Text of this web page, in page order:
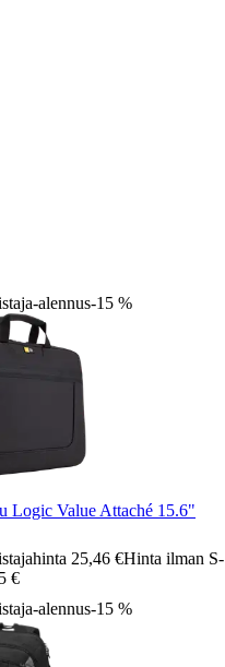
alennus-15 %
Logic Value Attaché 15.6"
25,46 €Hinta ilman S-
€
alennus-15 %